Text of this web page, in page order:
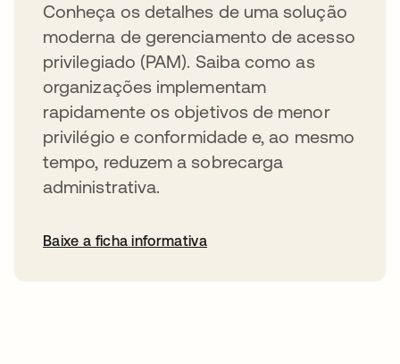
Conheça os detalhes de uma solução
moderna de gerenciamento de acesso
privilegiado (PAM). Saiba como as
organizações implementam
rapidamente os objetivos de menor
privilégio e conformidade e, ao mesmo
tempo, reduzem a sobrecarga
administrativa.
Baixe a ficha informativa